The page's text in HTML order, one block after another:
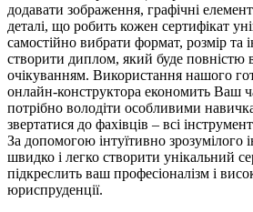
додавати зображення, графічні
деталі, що робить кожен сертифікат
самостійно вибрати формат, розмір та
створити диплом, який буде повністю
очікуванням. Використання нашого
онлайн-конструктора економить Ваш
потрібно володіти особливими
звертатися до фахівців – всі
За допомогою інтуїтивно зрозумілого
швидко і легко створити унікальний
підкреслить ваш професіоналізм і
юриспруденції.